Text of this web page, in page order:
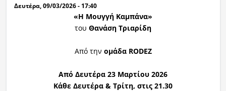
Δευτέρα, 09/03/2026 - 17:40
«Η Μουγγή Καμπάνα»
του Θανάση Τριαρίδη
Από την ομάδα RODEZ
Από Δευτέρα 23 Μαρτίου 2026
Κάθε Δευτέρα & Τρίτη, στις 21.30